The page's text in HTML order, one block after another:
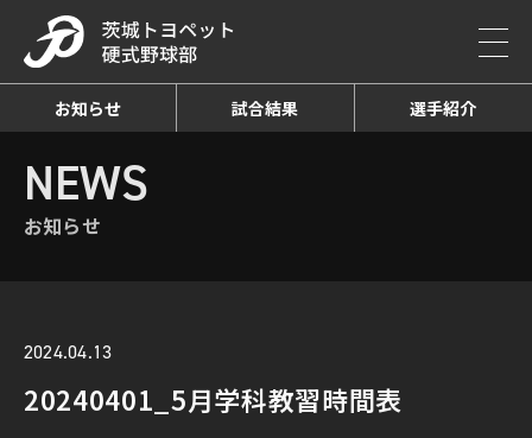
お知らせ 試合結果 選手紹介
HOME お知らせ詳細
NEWS
お知らせ
2024.04.13
20240401_5月学科教習時間表